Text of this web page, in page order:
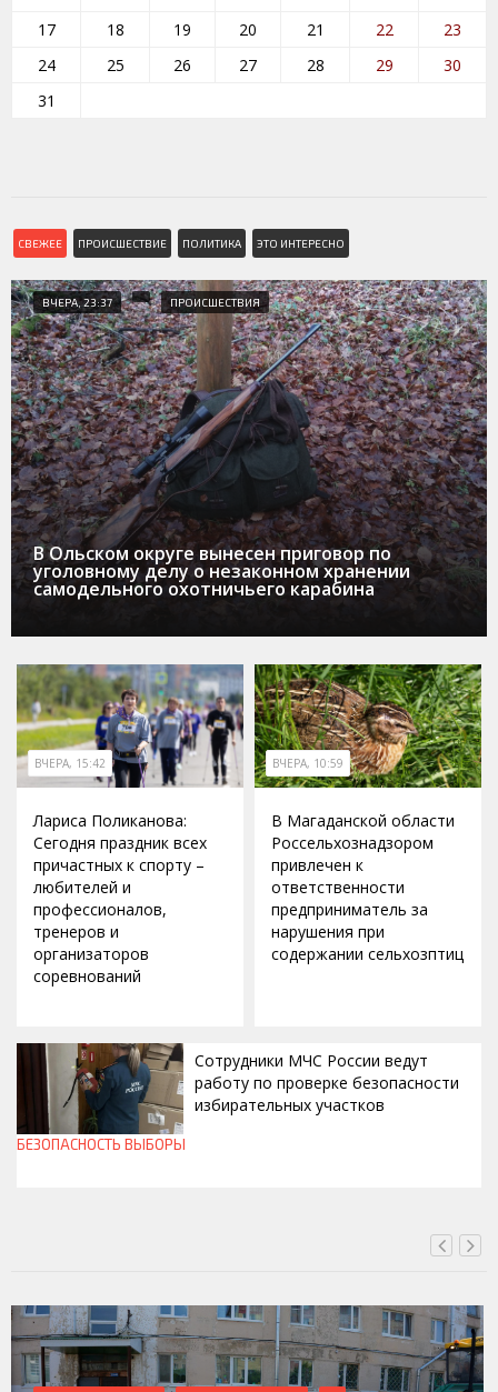
17
18 19 20 21 22
23
24
25 26 27 28 29
30
31
СВЕЖЕЕ ПРОИСШЕСТВИЕ ПОЛИТИКА ЭТО ИНТЕРЕСНО
ВЧЕРА, 23:37 ПРОИСШЕСТВИЯ
В Ольском округе вынесен приговор по
уголовному делу о незаконном хранении
самодельного охотничьего карабина
ВЧЕРА, 15:42
Лариса Поликанова:
Сегодня праздник всех
причастных к спорту –
любителей и
профессионалов,
тренеров и
организаторов
соревнований
ВЧЕРА, 10:59
В Магаданской области
Россельхознадзором
привлечен к
ответственности
предприниматель за
нарушения при
содержании сельхозптиц
Сотрудники МЧС России ведут
работу по проверке безопасности
избирательных участков
БЕЗОПАСНОСТЬ ВЫБОРЫ